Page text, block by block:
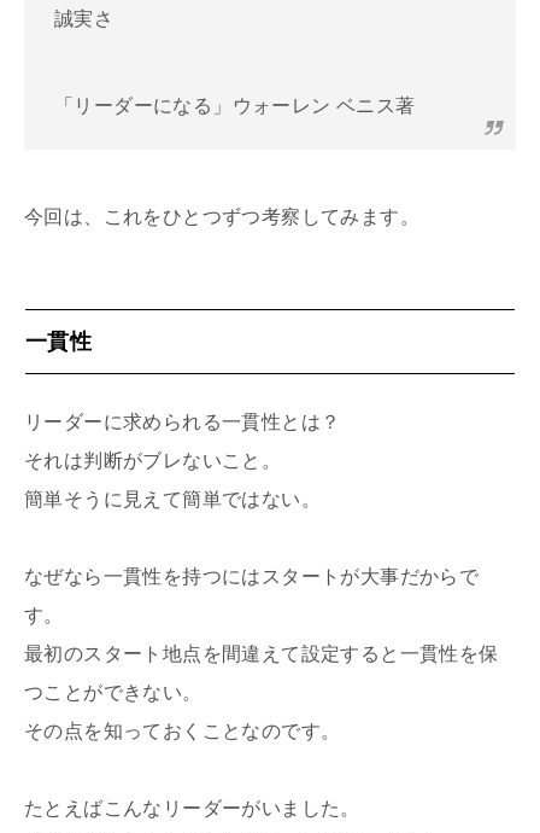
誠実さ
「リーダーになる」ウォーレン ベニス著
今回は、これをひとつずつ考察してみます。
一貫性
リーダーに求められる一貫性とは？
それは判断がブレないこと。
簡単そうに見えて簡単ではない。
なぜなら一貫性を持つにはスタートが大事だからで
す。
最初のスタート地点を間違えて設定すると一貫性を保
つことができない。
その点を知っておくことなのです。
たとえばこんなリーダーがいました。